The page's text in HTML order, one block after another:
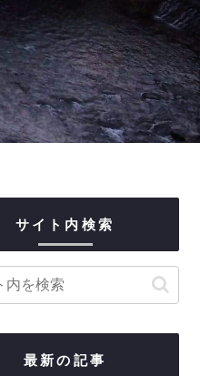
サイト内検索
最新の記事